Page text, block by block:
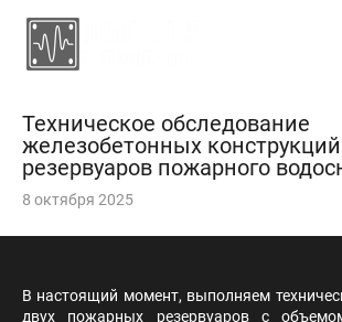
Техническое обследование
железобетонных конструкций
резервуаров пожарного
8 октября 2025
В настоящий момент, выполняем
двух пожарных резервуаров с